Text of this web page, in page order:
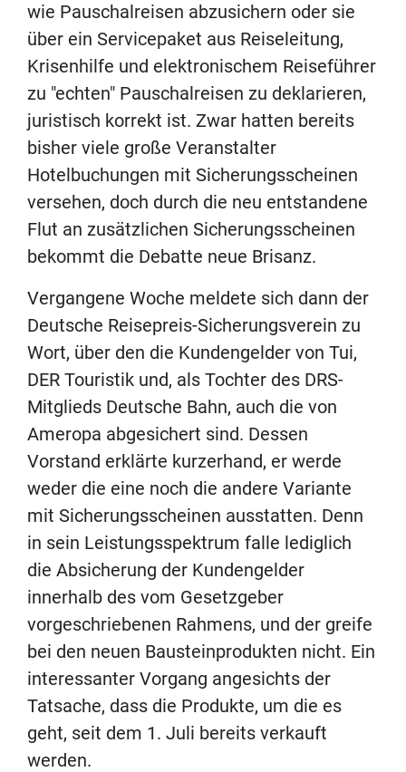
wie Pauschalreisen abzusichern oder sie
über ein Servicepaket aus Reiseleitung,
Krisenhilfe und elektronischem Reiseführer
zu "echten" Pauschalreisen zu deklarieren,
juristisch korrekt ist. Zwar hatten bereits
bisher viele große Veranstalter
Hotelbuchungen mit Sicherungsscheinen
versehen, doch durch die neu entstandene
Flut an zusätzlichen Sicherungsscheinen
bekommt die Debatte neue Brisanz.
Vergangene Woche meldete sich dann der
Deutsche Reisepreis-Sicherungsverein zu
Wort, über den die Kundengelder von Tui,
DER Touristik und, als Tochter des DRS-
Mitglieds Deutsche Bahn, auch die von
Ameropa abgesichert sind. Dessen
Vorstand erklärte kurzerhand, er werde
weder die eine noch die andere Variante
mit Sicherungsscheinen ausstatten. Denn
in sein Leistungsspektrum falle lediglich
die Absicherung der Kundengelder
innerhalb des vom Gesetzgeber
vorgeschriebenen Rahmens, und der greife
bei den neuen Bausteinprodukten nicht. Ein
interessanter Vorgang angesichts der
Tatsache, dass die Produkte, um die es
geht, seit dem 1. Juli bereits verkauft
werden.